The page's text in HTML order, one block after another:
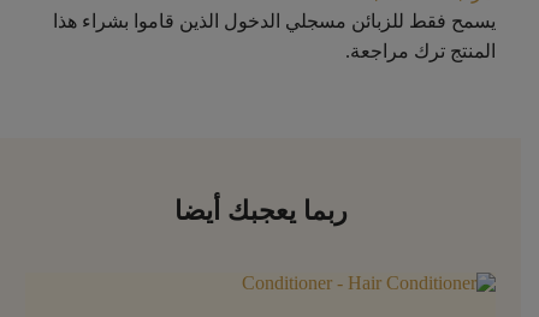
يسمح فقط للزبائن مسجلي الدخول الذين قاموا بشراء هذا
المنتج ترك مراجعة.
ربما يعجبك أيضا